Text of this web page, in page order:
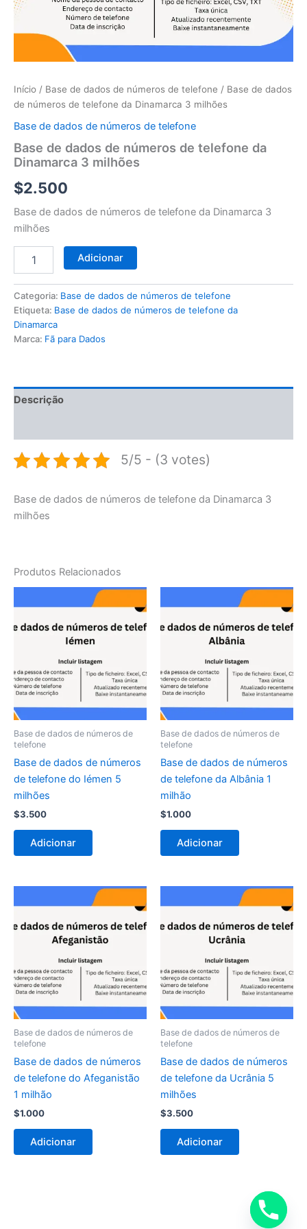
Início / Base de dados de números de telefone / Base de dados
de números de telefone da Dinamarca 3 milhões
Base de dados de números de telefone
Base de dados de números de telefone da
Dinamarca 3 milhões
$2.500
Base de dados de números de telefone da Dinamarca 3
milhões
telefone
Dinamarca
milhões
Adicionar
Categoria: Base de dados de números de telefone
Etiqueta: Base de dados de números de telefone da
Dinamarca
Marca: Fã para Dados
Descrição
5/5 - (3 votes)
Base de dados de números de telefone da Dinamarca 3
milhões
Produtos Relacionados
Base de dados de números de
telefone
Base de dados de números
de telefone do Iémen 5
milhões
$3.500
Adicionar
Base de dados de números de
telefone
Base de dados de números
de telefone da Albânia 1
milhão
$1.000
Adicionar
Base de dados de números de
telefone
Base de dados de números
de telefone do Afeganistão
1 milhão
$1.000
Adicionar
Base de dados de números de
telefone
Base de dados de números
de telefone da Ucrânia 5
milhões
$3.500
Adicionar